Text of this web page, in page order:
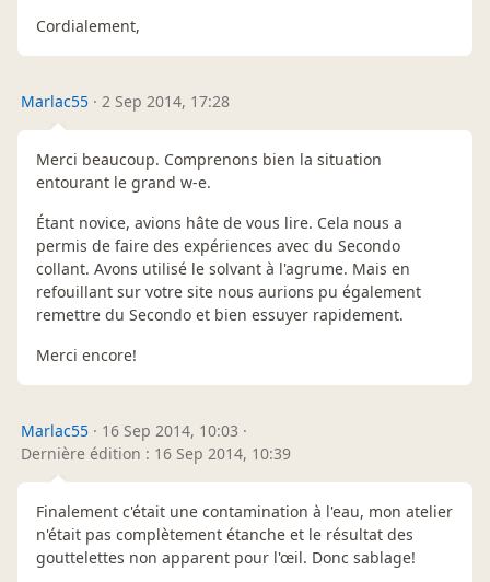
Cordialement,
Marlac55 · 2 Sep 2014, 17:28
Merci beaucoup. Comprenons bien la situation
entourant le grand w-e.
Étant novice, avions hâte de vous lire. Cela nous a
permis de faire des expériences avec du Secondo
collant. Avons utilisé le solvant à l'agrume. Mais en
refouillant sur votre site nous aurions pu également
remettre du Secondo et bien essuyer rapidement.
Merci encore!
Marlac55 · 16 Sep 2014, 10:03 ·
Dernière édition : 16 Sep 2014, 10:39
Finalement c'était une contamination à l'eau, mon atelier
n'était pas complètement étanche et le résultat des
gouttelettes non apparent pour l'œil. Donc sablage!